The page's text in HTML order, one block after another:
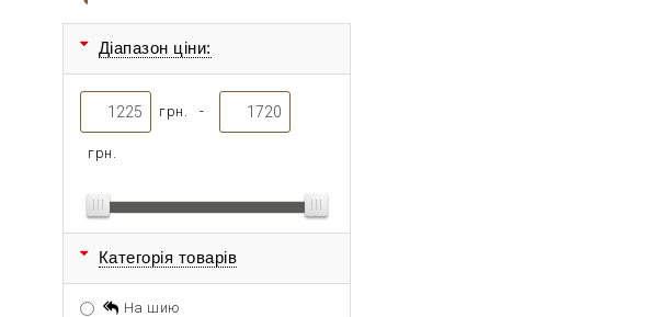
Діапазон ціни:
грн. -
грн.
Категорія товарів
На шию